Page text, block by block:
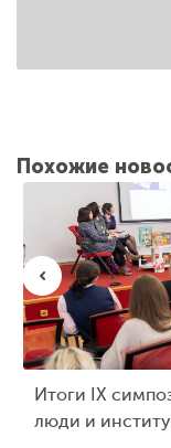
Похожие
Итоги IX
люди и